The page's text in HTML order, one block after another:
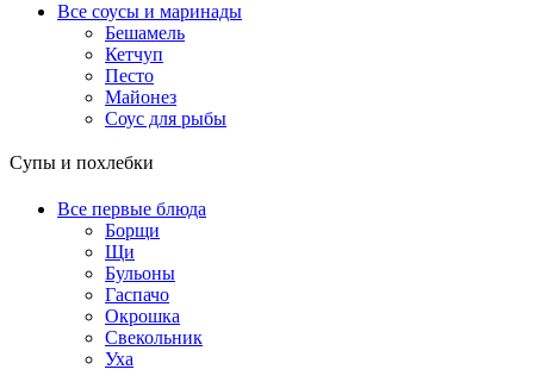
Все соусы и маринады
Бешамель
Кетчуп
Песто
Майонез
Соус для рыбы
Супы и похлебки
Все первые блюда
Борщи
Щи
Бульоны
Гаспачо
Окрошка
Свекольник
Уха